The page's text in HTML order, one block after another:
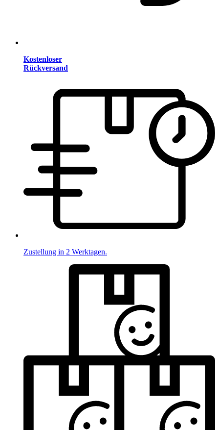
Kostenloser
Rückversand
Zustellung in 2 Werktagen.